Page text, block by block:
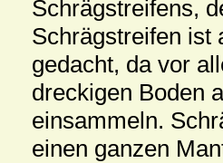
Schrägstreifens,
Schrägstreifen ist
gedacht, da vor
dreckigen Boden
einsammeln.
einen ganzen